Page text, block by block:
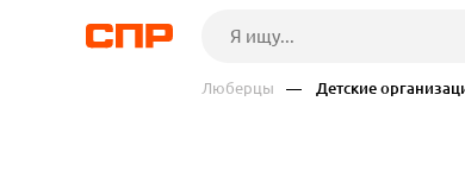
Люберцы — Детские